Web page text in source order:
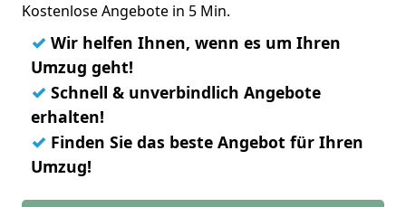
Kostenlose Angebote in 5 Min.
✓ Wir helfen Ihnen, wenn es um Ihren
Umzug geht!
✓ Schnell & unverbindlich Angebote
erhalten!
✓ Finden Sie das beste Angebot für Ihren
Umzug!